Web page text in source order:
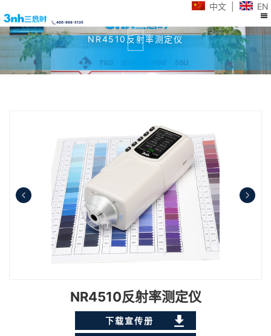
中文| EN
400-888-5135
NR4510反射率测定仪
NR4510反射率测定仪
下载宣传册